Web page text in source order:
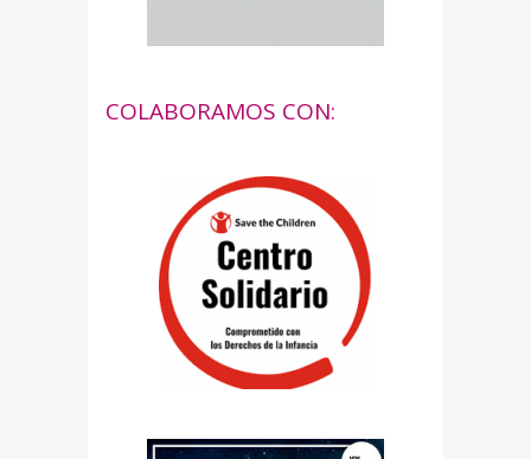
COLABORAMOS CON: